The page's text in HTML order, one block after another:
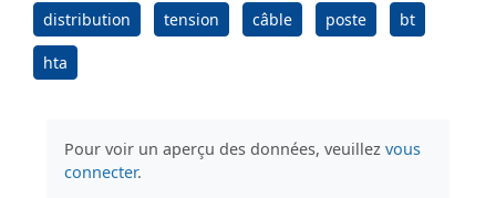
distribution tension câble poste bt
hta
Pour voir un aperçu des données, veuillez vous
connecter.